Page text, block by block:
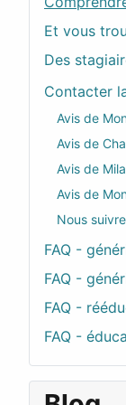
Et vous
Des
Contacter
Avis de
Avis de
Avis de
Avis de
Nous
FAQ -
FAQ -
FAQ -
FAQ -